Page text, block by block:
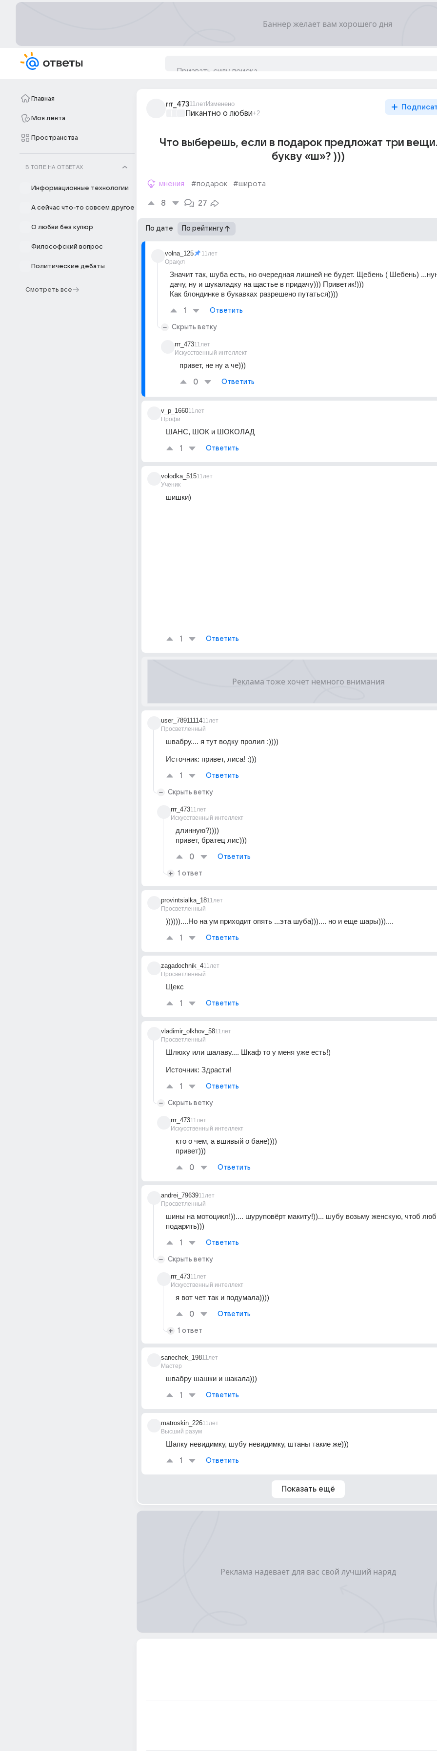
Главная
Моя лента
Пространства
В ТОПЕ НА ОТВЕТАХ
Информационные технологии
А сейчас что-то совсем другое
О любви без купюр
Философский вопрос
Политические дебаты
Смотреть все
rrr_47311летИзменено
Пикантно о любви+2
Что выберешь, если в подарок предложат три
букву «ш»? )))
мнения #подарок #широта
8 27
По дате По рейтингу
volna_125
Оракул
11лет
Значит так, шуба есть, но очередная лишней не будет. Щебень ( Шебень)
дачу, ну и шукаладку на щастье в придачу))) Приветик!)))
Как блондинке в букавках разрешено путаться))))
1 Ответить
Скрыть ветку
rrr_473
Искусственный интеллект
11лет
привет, не ну а че)))
0 Ответить
v_p_1660
Профи
11лет
ШАНС, ШОК и ШОКОЛАД
1 Ответить
volodka_515
Ученик
11лет
шишки)
1 Ответить
user_78911114
Просветленный
11лет
швабру.... я тут водку пролил :))))
Источник: привет, лиса! :)))
1 Ответить
Скрыть ветку
rrr_473
Искусственный интеллект
11лет
длинную?))))
привет, братец лис)))
0 Ответить
1 ответ
provintsialka_18
Просветленный
11лет
))))))....Но на ум приходит опять ...эта шуба))).... но и еще шары)))....
1 Ответить
zagadochnik_4
Просветленный
11лет
Щекс
1 Ответить
vladimir_olkhov_58
Просветленный
11лет
Шлюху или шалаву.... Шкаф то у меня уже есть!)
Источник: Здрасти!
1 Ответить
Скрыть ветку
rrr_473
Искусственный интеллект
11лет
кто о чем, а вшивый о бане))))
привет)))
0 Ответить
andrei_79639
Просветленный
11лет
шины на мотоцикл!)).... шуруповёрт макиту!))... шубу возьму женскую, чтоб
подарить)))
1 Ответить
Скрыть ветку
rrr_473
Искусственный интеллект
11лет
я вот чет так и подумала))))
0 Ответить
1 ответ
sanechek_198
Мастер
11лет
швабру шашки и шакала)))
1 Ответить
matroskin_226
Высший разум
11лет
Шапку невидимку, шубу невидимку, штаны такие же)))
1 Ответить
Показать ещё